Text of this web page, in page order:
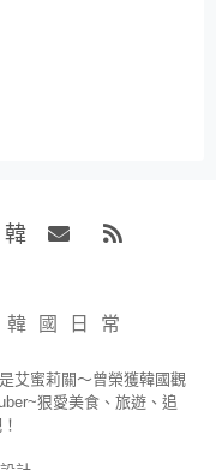
韓
賣
國日常
艾蜜莉關～曾榮獲韓國觀
狠愛美食、旅遊、追